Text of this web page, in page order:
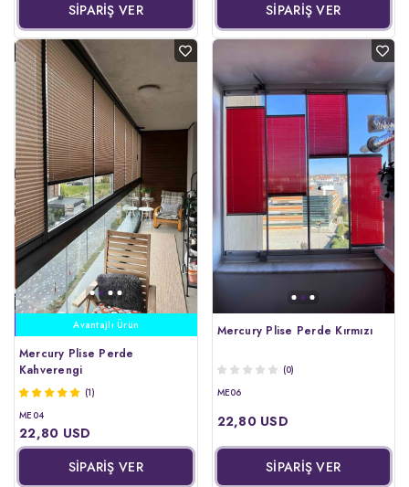
SİPARİŞ VER
SİPARİŞ VER
Haftanın Ürünü Avantajlı Ürün
Mercury Plise Perde
Kahverengi
(1)
ME04
22,80 USD
SİPARİŞ VER
Mercury Plise Perde Kırmızı
(0)
ME06
22,80 USD
SİPARİŞ VER